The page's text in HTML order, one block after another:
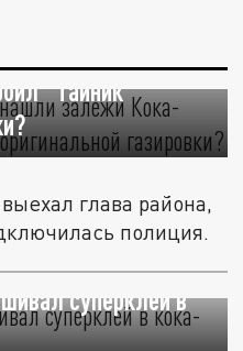
нашли залежи
"тайник"
глава района,
полиция.
суперклей в